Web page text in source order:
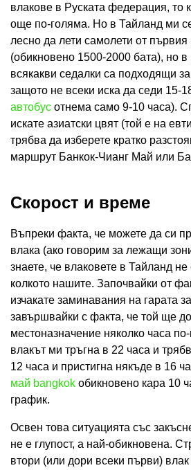
влакове в Руската федерация, то
още по-голяма. Но в Тайланд ми
лесно да лети самолети от
(обикновено 1500-2000 бата), но в
всякакви седалки са подходящи
защото не всеки иска да седи 15-
автобус отнема само 9-10 часа).
искате азиатски цвят (той е на
трябва да изберете кратко
маршрут Банкок-Чианг Май или
Скорост и време
Въпреки факта, че можете да си
влака (ако говорим за лежащи
знаете, че влаковете в Тайланд не
колкото нашите. Започвайки от
изчакате заминавания на гарата
завършвайки с факта, че той ще
местоназначение няколко часа
влакът ми тръгна в 22 часа и
12 часа и пристигна някъде в 16
май bangkok обикновено кара 10
график.
Освен това ситуацията със
не е глупост, а най-обикновена.
втори (или дори всеки първи) влак